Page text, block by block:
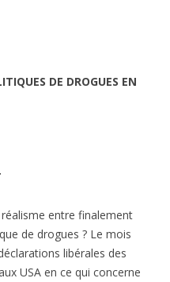
DE DROGUES EN
entre finalement
de drogues ? Le mois
libérales des
USA en ce qui concerne